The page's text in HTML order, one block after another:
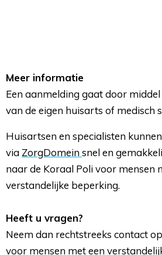
Meer informatie
Een aanmelding gaat door
van de eigen huisarts of medisch
Huisartsen en specialisten kunnen
via ZorgDomeinsnel en
naar de Koraal Poli voor mensen
verstandelijke beperking.
Heeft u vragen?
Neem dan rechtstreeks contact
voor mensen met een